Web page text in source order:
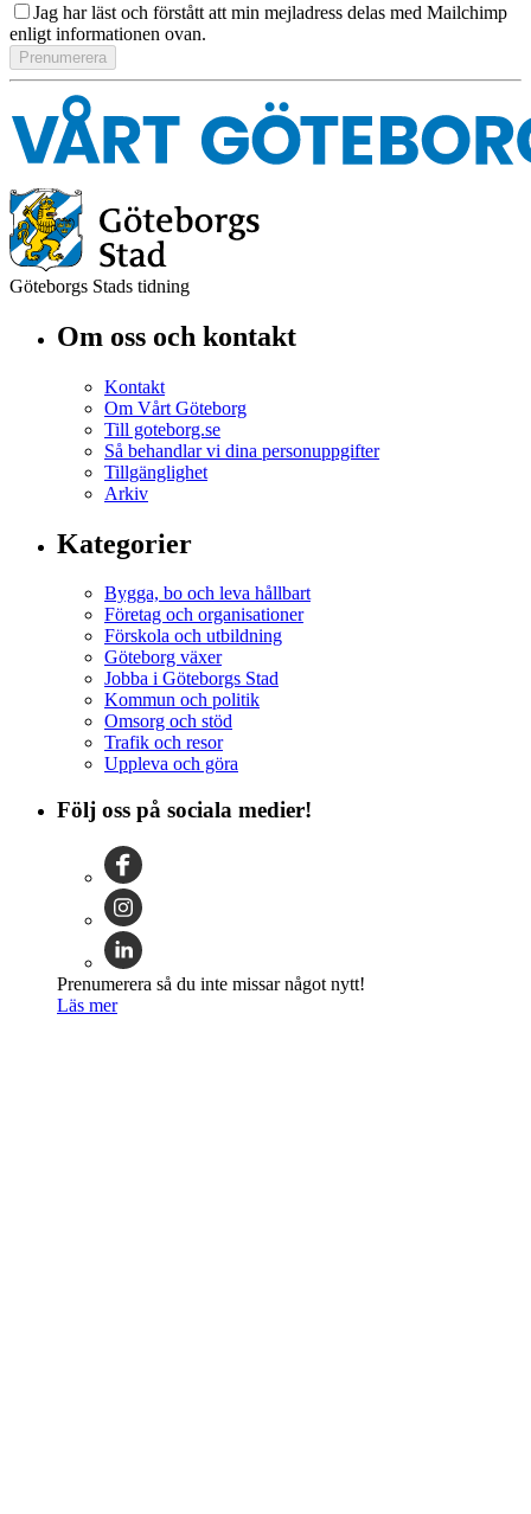
Jag har läst och förstått att min mejladress delas med Mailchimp
enligt informationen ovan.
Göteborgs Stads tidning
Om oss och kontakt
Kontakt
Om Vårt Göteborg
Till goteborg.se
Så behandlar vi dina personuppgifter
Tillgänglighet
Arkiv
Kategorier
Bygga, bo och leva hållbart
Företag och organisationer
Förskola och utbildning
Göteborg växer
Jobba i Göteborgs Stad
Kommun och politik
Omsorg och stöd
Trafik och resor
Uppleva och göra
Följ oss på sociala medier!
Prenumerera så du inte missar något nytt!
Läs mer